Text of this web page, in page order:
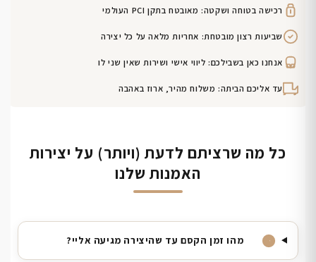
רכישה בטוחה ושקטה: מאובטח בתקן PCI העולמי
שביעות רצון מובטחת: אחריות מלאה על כל יצירה
אנחנו כאן בשבילכם: ליווי אישי ושירות שאין שני לו
עד אליכם הביתה: משלוח מהיר, ארוז באהבה
כל מה שרציתם לדעת (ויותר) על יצירות
האמנות שלנו
מהו זמן הקסם עד שהיצירה מגיעה אליי?